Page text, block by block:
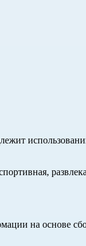
на основе